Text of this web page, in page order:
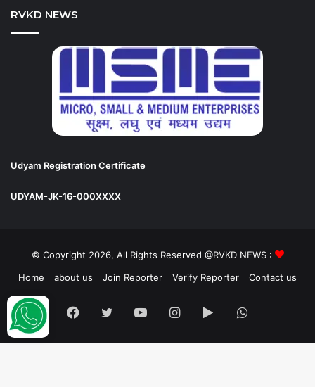
RVKD NEWS
Udyam Registration Certificate
UDYAM-JK-16-000XXXX
© Copyright 2026, All Rights Reserved @RVKD NEWS :
Home
about us Join Reporter Verify Reporter Contact us
Facebook
TwitterYouTubeInstagram
Google
Play
WhatsApp